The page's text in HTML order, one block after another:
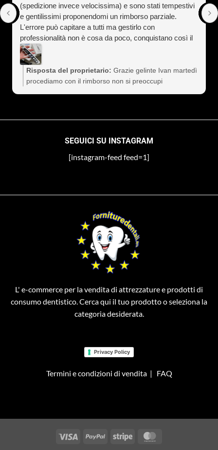
(spedizione invece velocissima) e sono stati tempestivi
e gentilissimi proponendomi un rimborso parziale.
L'errore può capitare a tutti ma gestirlo con
professionalità non è cosa da poco, conquistano così il
cliente a vita). Assolutamente consigliati
Risposta del proprietario: Grazie gelinte Ivan martedì
procediamo con il rimborso non si preoccupi
SEGUICI SU INSTAGRAM
[instagram-feed feed=1]
L' e-commerce per la vendita di attrezzature e prodotti di
consumo dentistico. Cerca qui il tuo prodotto o seleziona la
categoria desiderata.
Privacy Policy
Termini e condizioni di vendita| FAQ
Visa PayPal Stripe